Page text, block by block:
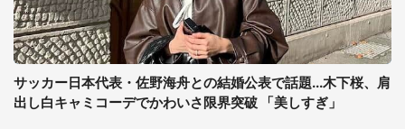
サッカー日本代表・佐野海舟との結婚公表で話題...木下桜、肩
出し白キャミコーデでかわいさ限界突破 「美しすぎ」